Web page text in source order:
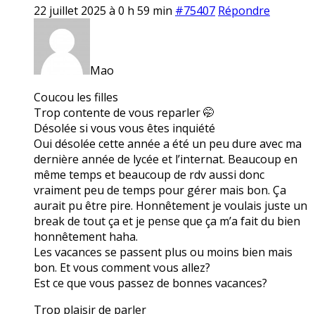
22 juillet 2025 à 0 h 59 min #75407 Répondre
Mao
Coucou les filles
Trop contente de vous reparler 🤭
Désolée si vous vous êtes inquiété
Oui désolée cette année a été un peu dure avec ma
dernière année de lycée et l’internat. Beaucoup en
même temps et beaucoup de rdv aussi donc
vraiment peu de temps pour gérer mais bon. Ça
aurait pu être pire. Honnêtement je voulais juste un
break de tout ça et je pense que ça m’a fait du bien
honnêtement haha.
Les vacances se passent plus ou moins bien mais
bon. Et vous comment vous allez?
Est ce que vous passez de bonnes vacances?
Trop plaisir de parler